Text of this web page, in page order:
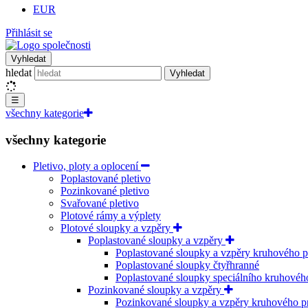
EUR
Přihlásit se
Vyhledat
hledat Vyhledat
☰
všechny kategorie
všechny kategorie
Pletivo, ploty a oplocení
Poplastované pletivo
Pozinkované pletivo
Svařované pletivo
Plotové rámy a výplety
Plotové sloupky a vzpěry
Poplastované sloupky a vzpěry
Poplastované sloupky a vzpěry kruhového
Poplastované sloupky čtyřhranné
Poplastované sloupky speciálního
Pozinkované sloupky a vzpěry
Pozinkované sloupky a vzpěry kruhového